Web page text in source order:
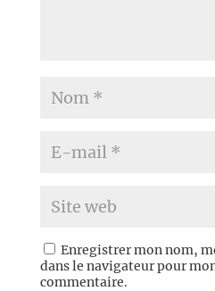
Enregistrer mon nom,
dans le navigateur pour
commentaire.